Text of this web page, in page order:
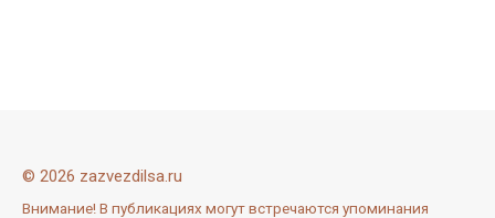
© 2026 zazvezdilsa.ru
Внимание! В публикациях могут встречаются упоминания